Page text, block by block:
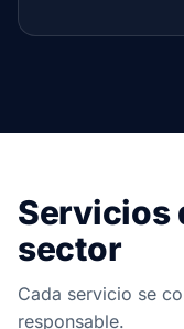
Servicios
sector
Cada servicio se
responsable.